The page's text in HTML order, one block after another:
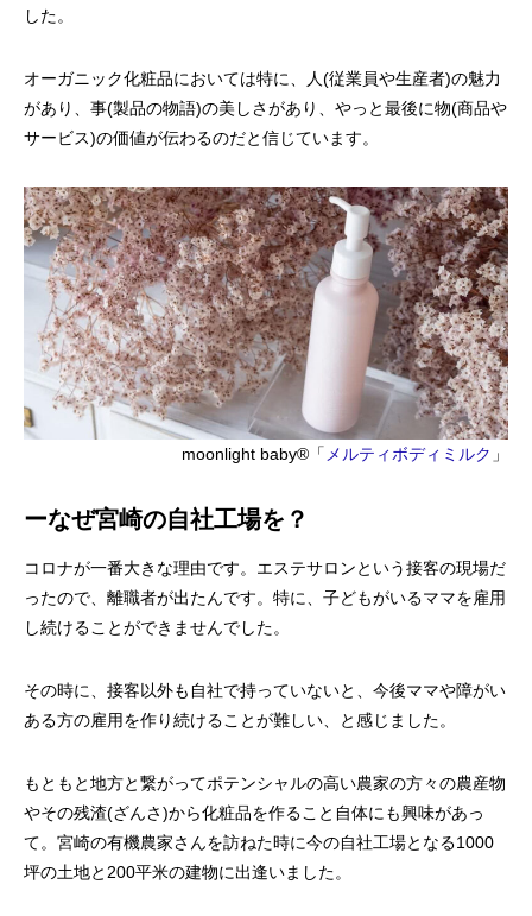
した。
オーガニック化粧品においては特に、人(従業員や生産者)の魅力
があり、事(製品の物語)の美しさがあり、やっと最後に物(商品や
サービス)の価値が伝わるのだと信じています。
moonlight baby®︎「 メルティボディミルク 」
ーなぜ宮崎の自社工場を？
コロナが一番大きな理由です。エステサロンという接客の現場だ
ったので、離職者が出たんです。特に、子どもがいるママを雇用
し続けることができませんでした。
その時に、接客以外も自社で持っていないと、今後ママや障がい
ある方の雇用を作り続けることが難しい、と感じました。
もともと地方と繋がってポテンシャルの高い農家の方々の農産物
やその残渣(ざんさ)から化粧品を作ること自体にも興味があっ
て。宮崎の有機農家さんを訪ねた時に今の自社工場となる1000
坪の土地と200平米の建物に出逢いました。